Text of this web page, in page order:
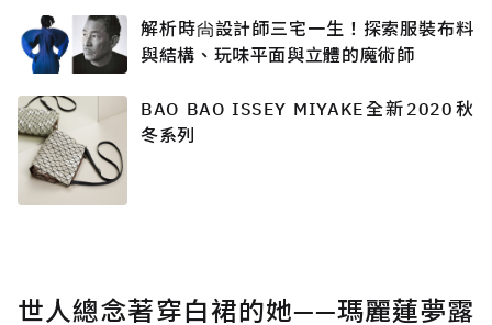
解析時尙設計師三宅一生！探索服裝布料
與結構、玩味平面與立體的魔術師
BAO BAO ISSEY MIYAKE全新2020秋
冬系列
世人總念著穿白裙的她——瑪麗蓮夢露